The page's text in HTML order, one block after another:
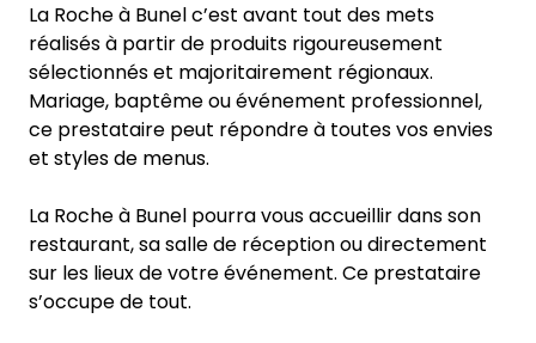
La Roche à Bunel c’est avant tout des mets
réalisés à partir de produits rigoureusement
sélectionnés et majoritairement régionaux.
Mariage, baptême ou événement professionnel,
ce prestataire peut répondre à toutes vos envies
et styles de menus.
La Roche à Bunel pourra vous accueillir dans son
restaurant, sa salle de réception ou directement
sur les lieux de votre événement. Ce prestataire
s’occupe de tout.